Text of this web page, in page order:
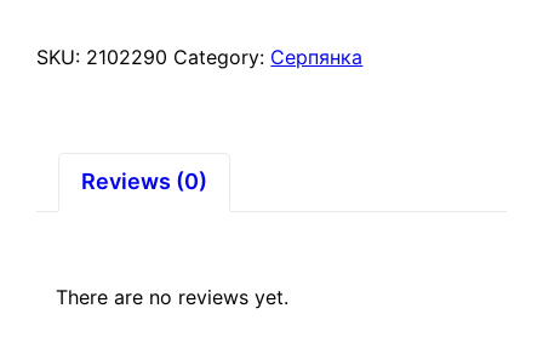
SKU: 2102290 Category: Серпянка
Reviews (0)
There are no reviews yet.